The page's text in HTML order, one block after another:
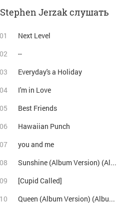
Stephen Jerzak слушать
Next Level
--
Everyday's a Holiday
I'm in Love
Best Friends
Hawaiian Punch
you and me
Sunshine (Album Version) (Album Version)
[Cupid Called]
Queen (Album Version) (Album Version)